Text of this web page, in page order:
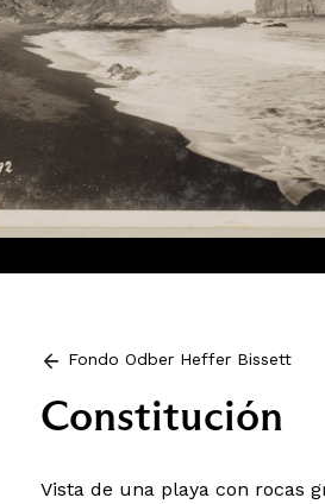
Fondo Odber Heffer Bissett
Constitución
Vista de una playa con rocas